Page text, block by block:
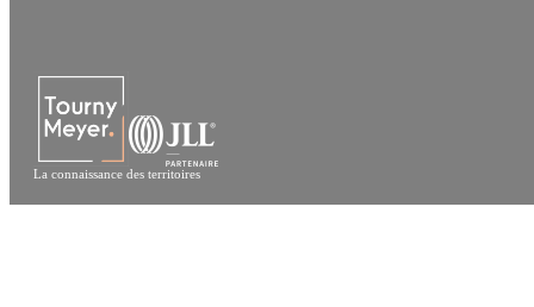
La connaissance des territoires